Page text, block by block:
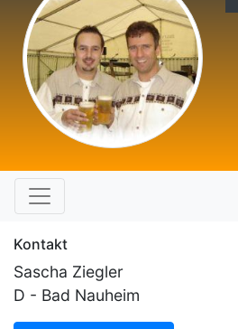
Kontakt
Sascha Ziegler
D - Bad Nauheim